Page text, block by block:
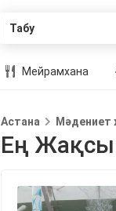
Табу
Мейрамхана
Астана Мәдениет
Ең Жақсы